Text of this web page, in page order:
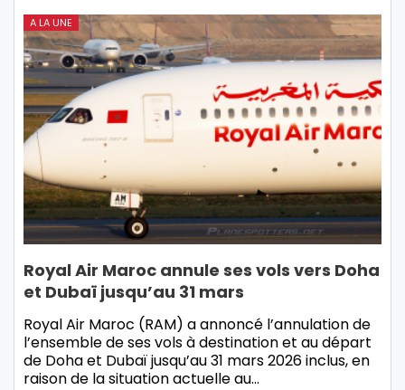
A LA UNE
Royal Air Maroc annule ses vols vers Doha
et Dubaï jusqu’au 31 mars
Royal Air Maroc (RAM) a annoncé l’annulation de
l’ensemble de ses vols à destination et au départ
de Doha et Dubaï jusqu’au 31 mars 2026 inclus, en
raison de la situation actuelle au…